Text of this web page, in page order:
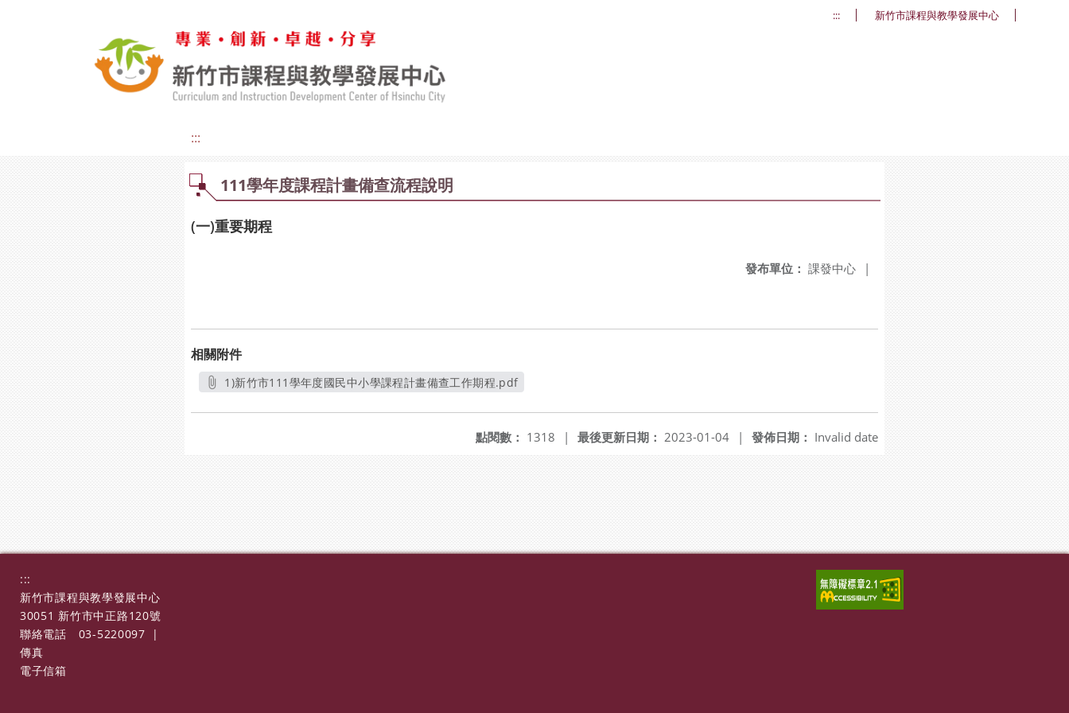
::: 新竹市課程與教學發展中心
:::
111學年度課程計畫備查流程說明
(一)重要期程
發布單位： 課發中心 |
相關附件
1)新竹市111學年度國民中小學課程計畫備查工作期程.pdf
發佈日期： Invalid date
最後更新日期： 2023-01-04 |
點閱數： 1318 |
:::
新竹市課程與教學發展中心
30051 新竹市中正路120號
聯絡電話
03-5220097
|
傳真
電子信箱